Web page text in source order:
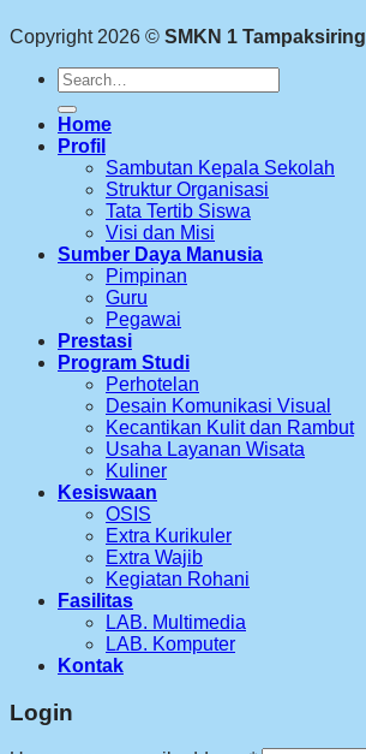
Copyright 2026 © SMKN 1 Tampaksiring
Search
for:
Home
Profil
Sambutan Kepala Sekolah
Struktur Organisasi
Tata Tertib Siswa
Visi dan Misi
Sumber Daya Manusia
Pimpinan
Guru
Pegawai
Prestasi
Program Studi
Perhotelan
Desain Komunikasi Visual
Kecantikan Kulit dan Rambut
Usaha Layanan Wisata
Kuliner
Kesiswaan
OSIS
Extra Kurikuler
Extra Wajib
Kegiatan Rohani
Fasilitas
LAB. Multimedia
LAB. Komputer
Kontak
Login